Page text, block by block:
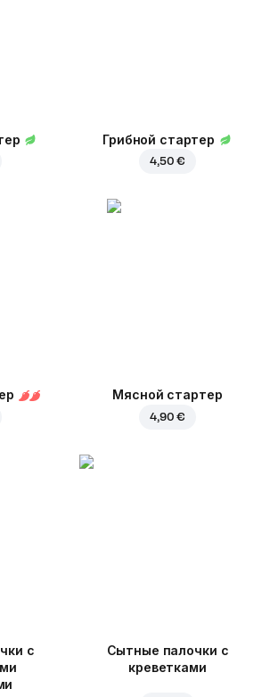
Грибной стартер
4,50 €
Мясной стартер
4,90 €
с
Сытные палочки с
креветками